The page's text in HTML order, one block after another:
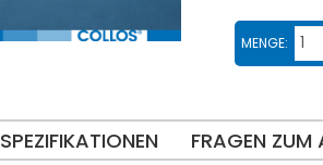
MENGE:
SPEZIFIKATIONEN FRAGEN ZUM